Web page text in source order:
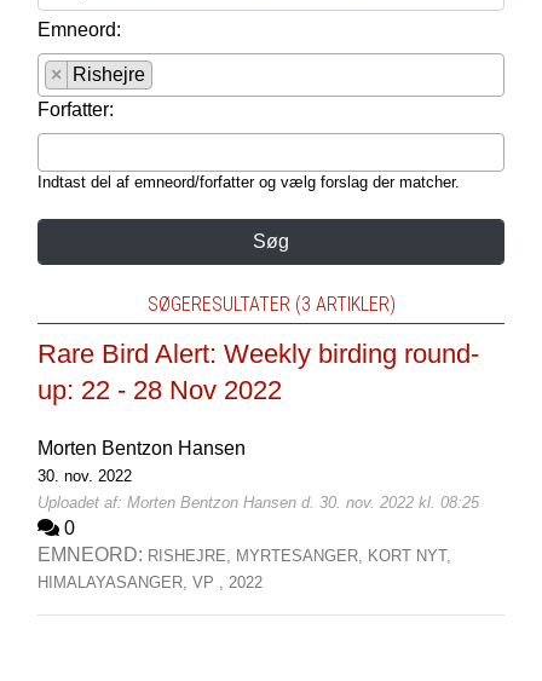
Emneord:
×
Rishejre
Forfatter:
Indtast del af emneord/forfatter og vælg forslag der matcher.
Søg
SØGERESULTATER (3 ARTIKLER)
Rare Bird Alert: Weekly birding round-
up: 22 - 28 Nov 2022
Morten Bentzon Hansen
30. nov. 2022
Uploadet af: Morten Bentzon Hansen d. 30. nov. 2022 kl. 08:25
0
EMNEORD: RISHEJRE, MYRTESANGER, KORT NYT,
HIMALAYASANGER, VP , 2022